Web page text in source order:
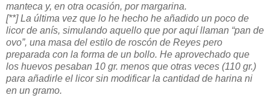
manteca y, en otra ocasión, por margarina.
[**] La última vez que lo he hecho he añadido un poco de
licor de anís, simulando aquello que por aquí llaman “pan de
ovo”, una masa del estilo de roscón de Reyes pero
preparada con la forma de un bollo. He aprovechado que
los huevos pesaban 10 gr. menos que otras veces (110 gr.)
para añadirle el licor sin modificar la cantidad de harina ni
en un gramo.